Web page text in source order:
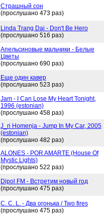
Страшный сон
(прослушано 473 раз)
Linda Trang Dai - Don't Be Hero
(прослушано 516 раз)
Апельсиновые мальчики - Белые
Цветы
(прослушано 690 раз)
Еще один кавер
(прослушано 523 раз)
Jam - I Can Lose My Heart Tonight,
1996 (estonian)
(прослушано 458 раз)
J_ri Homenja - Jump In My Car, 2005
(estonian)
(прослушано 482 раз)
ALONES - POR AMARTE (House Of
Mystic Lights)
(прослушано 522 раз)
Dipol FM - Встретим новый год
(прослушано 475 раз)
C. C. L. - Два огонька / Two fires
(прослушано 475 раз)